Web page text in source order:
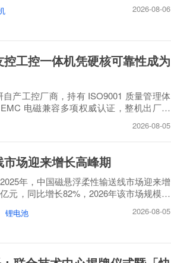
2026-08-06
工控一体机凭硬核可靠性成为
产工控厂商，持有 ISO9001 质量管理体
电磁兼容多项权威认证，整机出厂必
2026-08-05
场迎来增长高峰期
年，中国磁悬浮柔性输送线市场迎来增
元，同比增长82%，2026年该市场规模将
锂电池 2026-08-05